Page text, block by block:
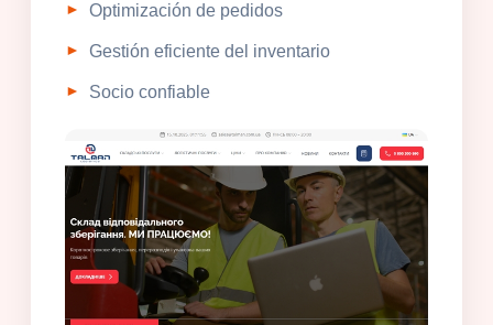
Optimización de pedidos
Gestión eficiente del inventario
Socio confiable